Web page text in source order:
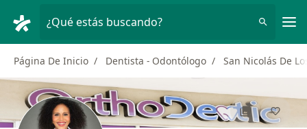
¿Qué estás buscando?
Página De Inicio Dentista - Odontólogo San Nicolás De